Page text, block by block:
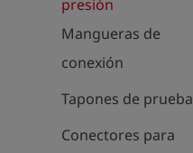
presión
Mangueras de
conexión
Tapones de prueba
Conectores para